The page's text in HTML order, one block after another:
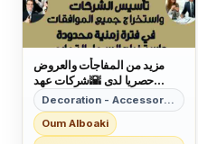
مزيد من المفاجأت والعروض
حصريا لدى 🌇شركات عهد
الصلاح بالبحرين🇧🇭 لخدمات
رجال الأعمال وتأسيس الشركات
وتخليص المعاملات وإصدار
Decoration - Accessories
Oum Alboaki